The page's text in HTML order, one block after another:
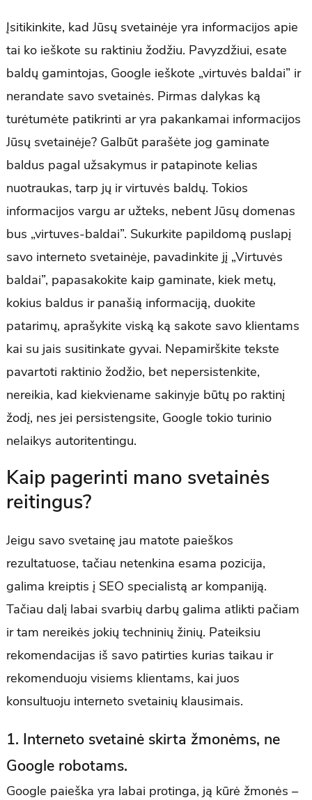
Įsitikinkite, kad Jūsų svetainėje yra informacijos apie
tai ko ieškote su raktiniu žodžiu. Pavyzdžiui, esate
baldų gamintojas, Google ieškote „virtuvės baldai” ir
nerandate savo svetainės. Pirmas dalykas ką
turėtumėte patikrinti ar yra pakankamai informacijos
Jūsų svetainėje? Galbūt parašėte jog gaminate
baldus pagal užsakymus ir patapinote kelias
nuotraukas, tarp jų ir virtuvės baldų. Tokios
informacijos vargu ar užteks, nebent Jūsų domenas
bus „virtuves-baldai”. Sukurkite papildomą puslapį
savo interneto svetainėje, pavadinkite jį „Virtuvės
baldai”, papasakokite kaip gaminate, kiek metų,
kokius baldus ir panašią informaciją, duokite
patarimų, aprašykite viską ką sakote savo klientams
kai su jais susitinkate gyvai. Nepamirškite tekste
pavartoti raktinio žodžio, bet nepersistenkite,
nereikia, kad kiekviename sakinyje būtų po raktinį
žodį, nes jei persistengsite, Google tokio turinio
nelaikys autoritentingu.
Kaip pagerinti mano svetainės
reitingus?
Jeigu savo svetainę jau matote paieškos
rezultatuose, tačiau netenkina esama pozicija,
galima kreiptis į SEO specialistą ar kompaniją.
Tačiau dalį labai svarbių darbų galima atlikti pačiam
ir tam nereikės jokių techninių žinių. Pateiksiu
rekomendacijas iš savo patirties kurias taikau ir
rekomenduoju visiems klientams, kai juos
konsultuoju interneto svetainių klausimais.
1. Interneto svetainė skirta žmonėms, ne
Google robotams.
Google paieška yra labai protinga, ją kūrė žmonės –